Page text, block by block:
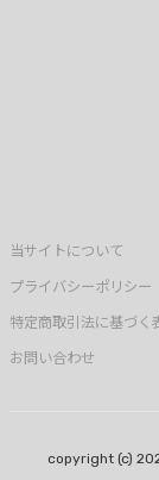
当サイトについて
プライバシーポリシー
特定商取引法に基づく
お問い合わせ
copyright (c)